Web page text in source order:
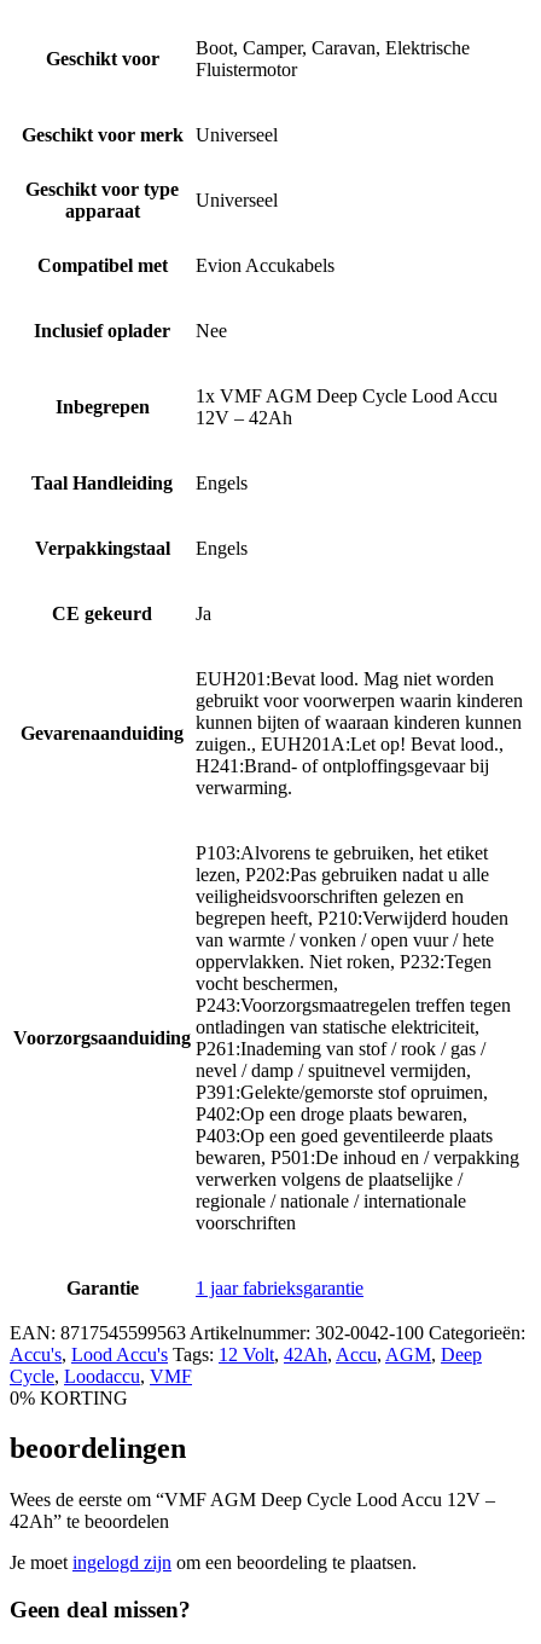
Geschikt voor
Boot, Camper, Caravan, Elektrische
Fluistermotor
Geschikt voor merk Universeel
Geschikt voor type
apparaat
Universeel
Compatibel met Evion Accukabels
Inclusief oplader Nee
Inbegrepen
1x VMF AGM Deep Cycle Lood Accu
12V – 42Ah
Taal Handleiding Engels
Verpakkingstaal Engels
CE gekeurd Ja
Gevarenaanduiding
EUH201:Bevat lood. Mag niet worden
gebruikt voor voorwerpen waarin kinderen
kunnen bijten of waaraan kinderen kunnen
zuigen., EUH201A:Let op! Bevat lood.,
H241:Brand- of ontploffingsgevaar bij
verwarming.
Voorzorgsaanduiding
P103:Alvorens te gebruiken, het etiket
lezen, P202:Pas gebruiken nadat u alle
veiligheidsvoorschriften gelezen en
begrepen heeft, P210:Verwijderd houden
van warmte / vonken / open vuur / hete
oppervlakken. Niet roken, P232:Tegen
vocht beschermen,
P243:Voorzorgsmaatregelen treffen tegen
ontladingen van statische elektriciteit,
P261:Inademing van stof / rook / gas /
nevel / damp / spuitnevel vermijden,
P391:Gelekte/gemorste stof opruimen,
P402:Op een droge plaats bewaren,
P403:Op een goed geventileerde plaats
bewaren, P501:De inhoud en / verpakking
verwerken volgens de plaatselijke /
regionale / nationale / internationale
voorschriften
Garantie 1 jaar fabrieksgarantie
EAN: 8717545599563 Artikelnummer: 302-0042-100 Categorieën:
Accu's, Lood Accu's Tags: 12 Volt, 42Ah, Accu, AGM, Deep
Cycle, Loodaccu, VMF
0% KORTING
beoordelingen
Wees de eerste om “VMF AGM Deep Cycle Lood Accu 12V –
42Ah” te beoordelen
Je moet ingelogd zijn om een beoordeling te plaatsen.
Geen deal missen?